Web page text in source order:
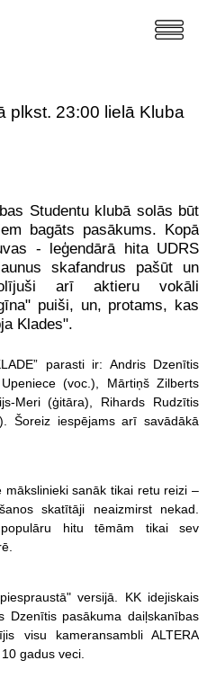
plkst. 23:00 lielā Kluba
Studentu klubā solās būt
bagāts pasākums. Kopā
- leģendārā hita UDRS
skafandrus pašūt un
arī aktieru vokāli
puiši, un, protams, kas
Klades".
parasti ir: Andris Dzenītis
(voc.), Mārtiņš Zilberts
Meri (ģitāra), Rihards Rudzītis
Šoreiz iespējams arī savādākā
sanāk tikai retu reizi –
skatītāji neaizmirst nekad.
hitu tēmām tikai sev
versijā. KK idejiskais
Dzenītis pasākuma daiļskanības
visu kameransambli ALTERA
gadus veci.